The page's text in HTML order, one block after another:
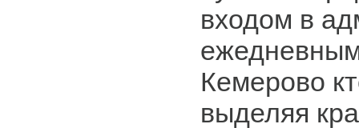
входом в
Кемерово
выделяя